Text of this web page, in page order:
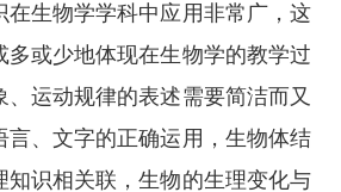
在生物学学科中应用非常广，这
多或少地体现在生物学的教学过
、运动规律的表述需要简洁而又
言、文字的正确运用，生物体结
知识相关联，生物的生理变化与